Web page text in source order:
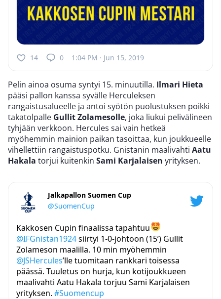
14 0 1:04 PM · Jun 15, 2019
Pelin ainoa osuma syntyi 15. minuutilla. Ilmari Hieta
pääsi pallon kanssa syvälle Herculeksen
rangaistusalueelle ja antoi syötön puolustuksen poikki
takatolpalle Gullit Zolamesolle, joka liukui pelivälineen
tyhjään verkkoon. Hercules sai vain hetkeä
myöhemmin mainion paikan tasoittaa, kun joukkueelle
vihellettiin rangaistuspotku. Gnistanin maalivahti Aatu
Hakala torjui kuitenkin Sami Karjalaisen yrityksen.
Jalkapallon Suomen Cup
@SuomenCup
Kakkosen Cupin finaalissa tapahtuu
@IFGnistan1924siirtyi 1-0-johtoon (15’) Gullit
Zolameson maalilla. 10 min myöhemmin
@JSHercules’lle tuomitaan rankkari toisessa
päässä. Tuuletus on hurja, kun kotijoukkueen
maalivahti Aatu Hakala torjuu Sami Karjalaisen
yrityksen. #Suomencup